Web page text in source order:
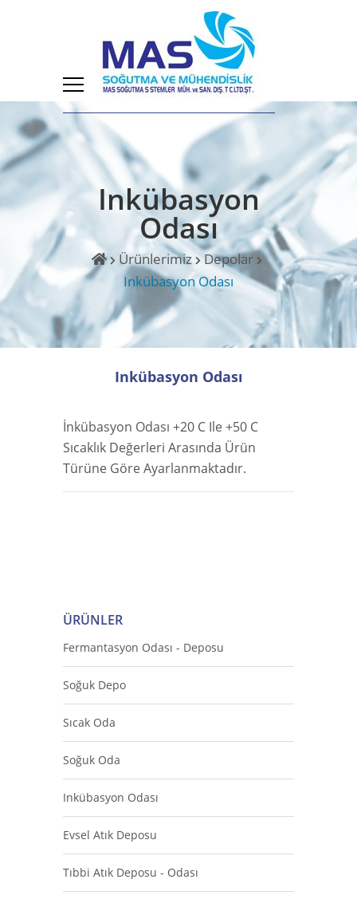
Inkübasyon
Odası
Ürünlerimiz
Depolar
Inkübasyon Odası
ÜRÜNLER
Fermantasyon Odası - Deposu
Soğuk Depo
Sıcak Oda
Soğuk Oda
Inkübasyon Odası
Evsel Atık Deposu
Tıbbi Atık Deposu - Odası
Inkübasyon Odası
İnkübasyon Odası +20 C Ile +50 C
Sıcaklık Değerleri Arasında Ürün
Türüne Göre Ayarlanmaktadır.